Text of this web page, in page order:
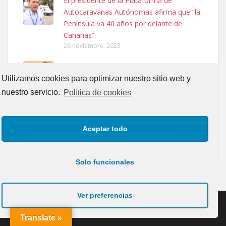
Utilizamos cookies para optimizar nuestro sitio web y
nuestro servicio. Política de cookies
Aceptar todo
Solo funcionales
Ver preferencias
El día 5 se los perdió una ninfa papillera, asustada tiene miedo a la
calle, se perdió por la zon...
Leales.org » Gran Canaria
6.7.2025
no la puedo tener. Solo gente r...
Autocaravanas Autónomas afirma que “la
Península va 40 años por delante de
Canarias”
26 noviembre, 2023
27 mayo, 2017
con los planetas
13 septiembre, 2017
Translate »